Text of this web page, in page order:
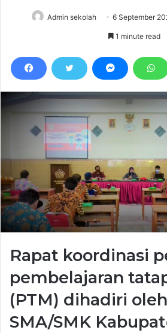
Admin sekolah 6 September
1 minute read
Rapat koordinasi
pembelajaran
(PTM) dihadiri
SMA/SMK